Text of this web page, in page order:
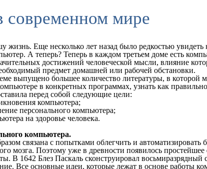
современном мире
жизнь. Еще несколько лет назад было редкостью
А теперь? Теперь в каждом третьем доме есть
достижений человеческой мысли, влияние
предмет домашней или рабочей обстановки.
выпущено большее количество литературы, в
в конкретных программах, узнать как
перед собой следующие цели:
компьютера;
персонального компьютера;
на здоровье человека.
компьютера.
связана с попытками облегчить и
мозга. Поэтому уже в древности появилось
В 1642 Блез Паскаль сконструировал
Все основные идеи, которые лежат в основе работы